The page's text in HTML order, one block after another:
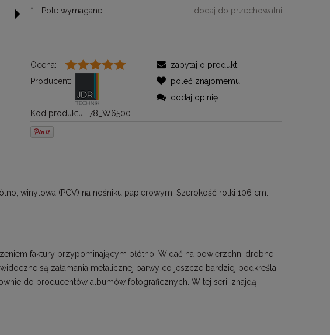
dodaj do przechowalni
* - Pole wymagane
Ocena:
Producent:
Kod produktu: 78_W6500
zapytaj o produkt
poleć znajomemu
dodaj opinię
winylowa (PCV) na nośniku papierowym. Szerokość rolki 106 cm.
faktury przypominającym płótno. Widać na powierzchni drobne
są załamania metalicznej barwy co jeszcze bardziej podkreśla
do producentów albumów fotograficznych. W tej serii znajdą